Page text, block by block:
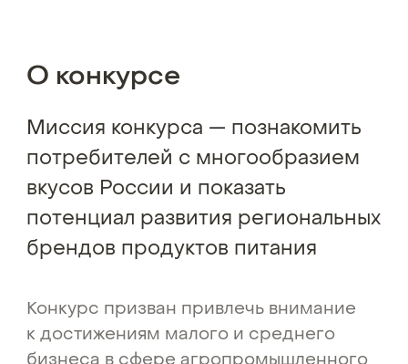
О конкурсе
Миссия конкурса — познакомить
потребителей с многообразием
вкусов России и показать
потенциал развития региональных
брендов продуктов питания
Конкурс призван привлечь внимание
к достижениям малого и среднего
бизнеса в сфере агропромышленного